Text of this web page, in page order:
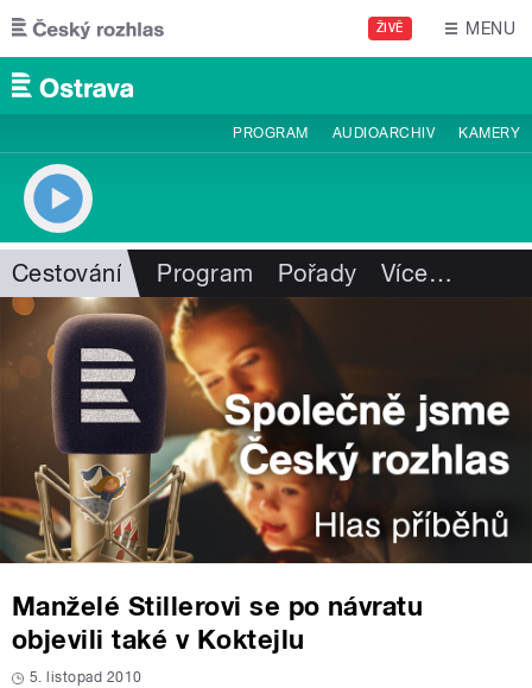
Přejít k hlavnímu obsahu
ŽIVĚ MENU
PROGRAM AUDIOARCHIV KAMERY
Cestování Program Pořady Více…
Manželé Stillerovi se po návratu
objevili také v Koktejlu
5. listopad 2010